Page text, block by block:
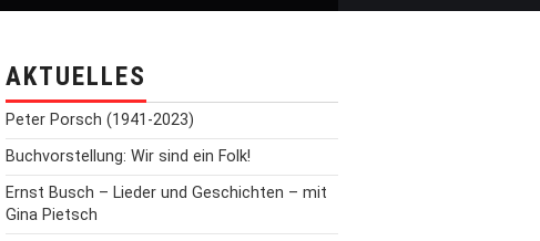
AKTUELLES
Peter Porsch (1941-2023)
Buchvorstellung: Wir sind ein Folk!
Ernst Busch – Lieder und Geschichten – mit
Gina Pietsch